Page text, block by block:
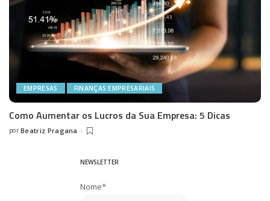
EMPRESAS FINANÇAS EMPRESARIAIS
Como Aumentar os Lucros da Sua Empresa: 5 Dicas
Posted
por Beatriz Pragana
NEWSLETTER
Nome*